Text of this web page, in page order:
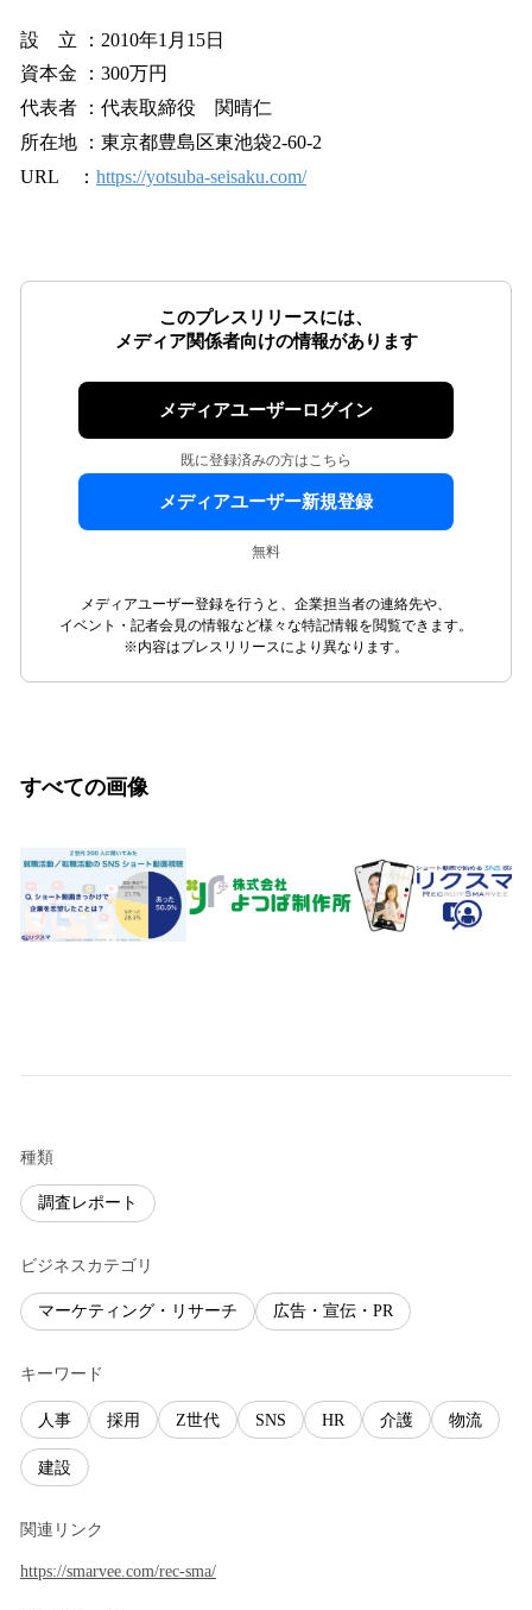
設 立 ：2010年1月15日
資本金 ：300万円
代表者 ：代表取締役 関晴仁
所在地 ：東京都豊島区東池袋2-60-2
URL ： https://yotsuba-seisaku.com/
このプレスリリースには、
メディア関係者向けの情報があります
メディアユーザーログイン
既に登録済みの方はこちら
メディアユーザー新規登録
無料
メディアユーザー登録を行うと、企業担当者の連絡先や、
イベント・記者会見の情報など様々な特記情報を閲覧できます。
※内容はプレスリリースにより異なります。
すべての画像
種類
調査レポート
ビジネスカテゴリ
マーケティング・リサーチ 広告・宣伝・PR
キーワード
人事 採用 Z世代 SNS HR 介護 物流
建設
関連リンク
https://smarvee.com/rec-sma/